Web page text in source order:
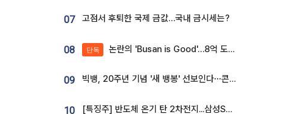
07 고점서 후퇴한 국제 금값…국내 금시세는?
08 단독 논란의 'Busan is Good'…8억 도시브랜드, 용산 대통령실 CI 업체가 수행
09 빅뱅, 20주년 기념 '새 뱅봉' 선보인다⋯콘서트 앞두고 팝업 개최
10 [특징주] 반도체 온기 탄 2차전지...삼성SDI, 장 초반 7% 넘게 껑충